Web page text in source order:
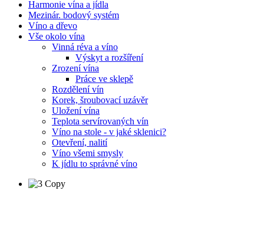
Harmonie vína a jídla
Mezinár. bodový systém
Víno a dřevo
Vše okolo vína
Vinná réva a víno
Výskyt a rozšíření
Zrození vína
Práce ve sklepě
Rozdělení vín
Korek, šroubovací uzávěr
Uložení vína
Teplota servírovaných vín
Víno na stole - v jaké sklenici?
Otevření, nalití
Víno všemi smysly
K jídlu to správné víno